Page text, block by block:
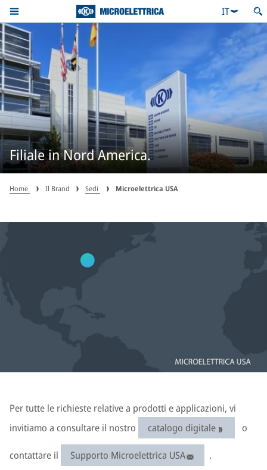
IT
Filiale in Nord America.
Home Il Brand Sedi Microelettrica USA
Per tutte le richieste relative a prodotti e applicazioni, vi
invitiamo a consultare il nostro
catalogo digitale o
contattare il Supporto Microelettrica USA .